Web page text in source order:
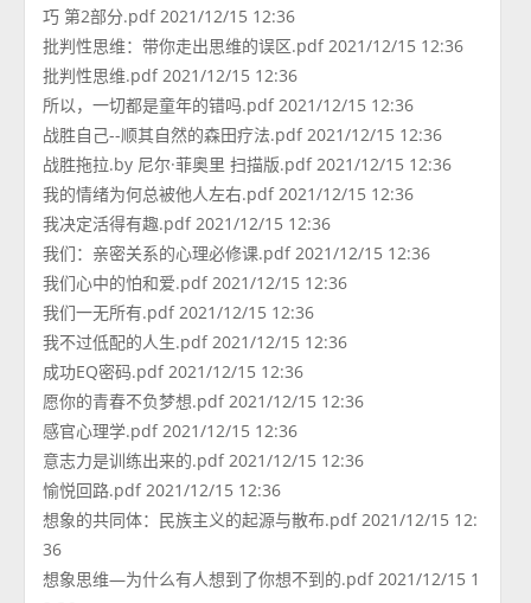
巧 第2部分.pdf 2021/12/15 12:36
批判性思维：带你走出思维的误区.pdf 2021/12/15 12:36
批判性思维.pdf 2021/12/15 12:36
所以，一切都是童年的错吗.pdf 2021/12/15 12:36
战胜自己--顺其自然的森田疗法.pdf 2021/12/15 12:36
战胜拖拉.by 尼尔·菲奥里 扫描版.pdf 2021/12/15 12:36
我的情绪为何总被他人左右.pdf 2021/12/15 12:36
我决定活得有趣.pdf 2021/12/15 12:36
我们：亲密关系的心理必修课.pdf 2021/12/15 12:36
我们心中的怕和爱.pdf 2021/12/15 12:36
我们一无所有.pdf 2021/12/15 12:36
我不过低配的人生.pdf 2021/12/15 12:36
成功EQ密码.pdf 2021/12/15 12:36
愿你的青春不负梦想.pdf 2021/12/15 12:36
感官心理学.pdf 2021/12/15 12:36
意志力是训练出来的.pdf 2021/12/15 12:36
愉悦回路.pdf 2021/12/15 12:36
想象的共同体：民族主义的起源与散布.pdf 2021/12/15 12:
36
想象思维—为什么有人想到了你想不到的.pdf 2021/12/15 1